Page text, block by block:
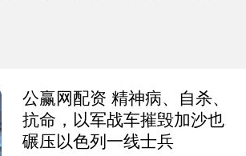
公赢网配资 精神病、自杀、
抗命，以军战车摧毁加沙也
碾压以色列一线士兵